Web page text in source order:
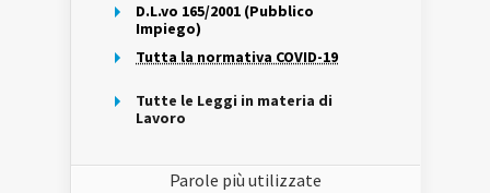
D.L.vo 165/2001 (Pubblico
Impiego)
Tutta la normativa COVID-19
Tutte le Leggi in materia di
Lavoro
Parole più utilizzate